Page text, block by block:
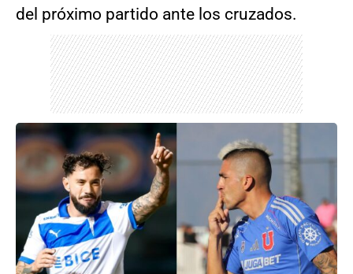
del próximo partido ante los cruzados.